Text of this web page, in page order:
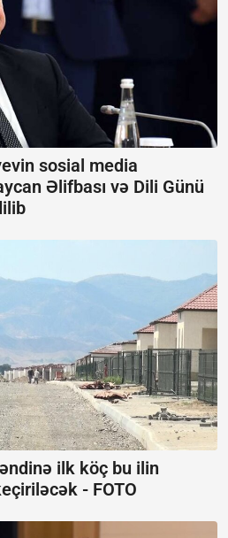
sosial media
Əlifbası və Dili Günü
ilk köç bu ilin
- FOTO